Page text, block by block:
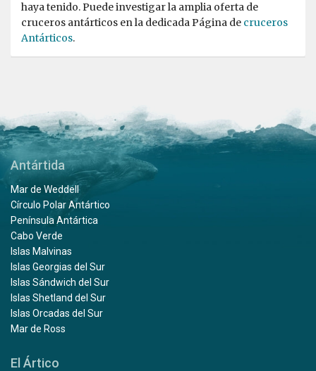
haya tenido. Puede investigar la amplia oferta de
cruceros antárticos en la dedicada Página de cruceros
Antárticos.
Antártida
Mar de Weddell
Círculo Polar Antártico
Península Antártica
Cabo Verde
Islas Malvinas
Islas Georgias del Sur
Islas Sándwich del Sur
Islas Shetland del Sur
Islas Orcadas del Sur
Mar de Ross
El Ártico